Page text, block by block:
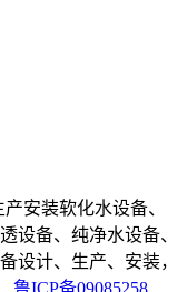
安装软化水设备、
设备、纯净水设备、
设计、生产、安装，
鲁ICP备09085258